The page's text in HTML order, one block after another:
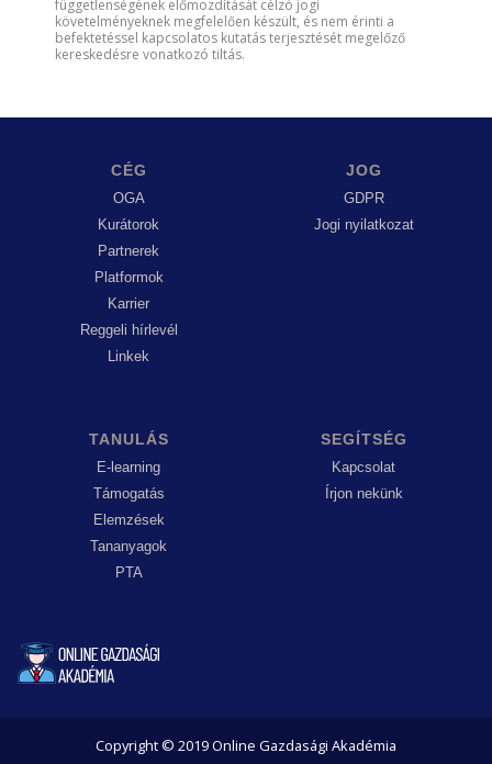
függetlenségének előmozdítását célzó jogi
követelményeknek megfelelően készült, és nem érinti a
befektetéssel kapcsolatos kutatás terjesztését megelőző
kereskedésre vonatkozó tiltás.
CÉG
OGA
Kurátorok
Partnerek
Platformok
Karrier
Reggeli hírlevél
Linkek
JOG
GDPR
Jogi nyilatkozat
TANULÁS
E-learning
Támogatás
Elemzések
Tananyagok
PTA
SEGÍTSÉG
Kapcsolat
Írjon nekünk
Copyright © 2019 Online Gazdasági Akadémia